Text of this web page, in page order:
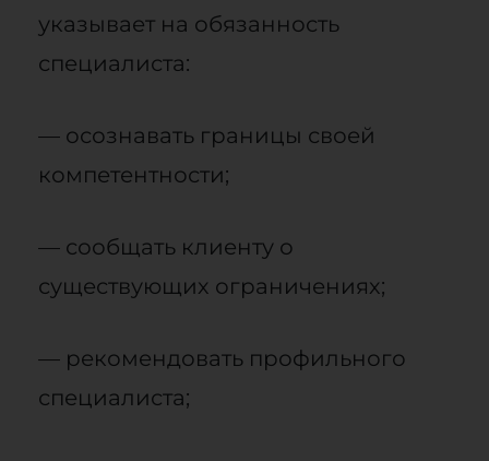
указывает на обязанность
специалиста:
— осознавать границы своей
компетентности;
— сообщать клиенту о
существующих ограничениях;
— рекомендовать профильного
специалиста;